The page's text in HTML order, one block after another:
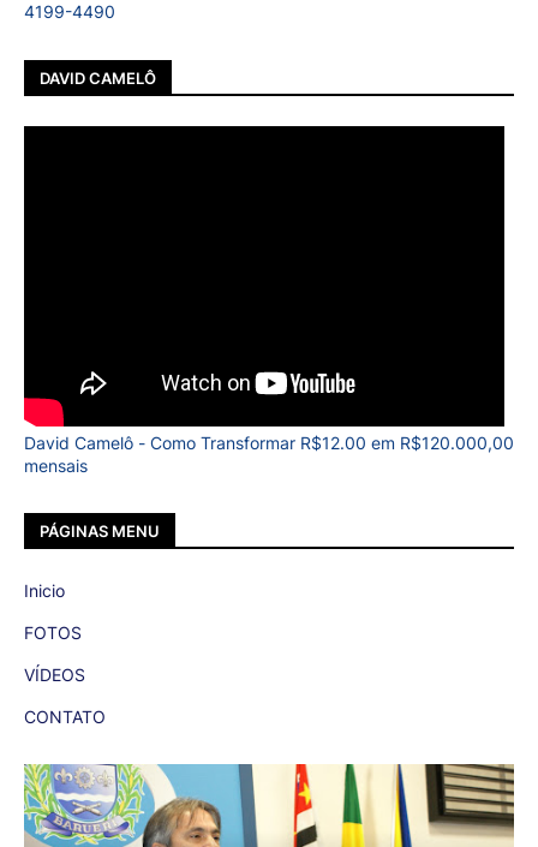
4199-4490
DAVID CAMELÔ
David Camelô - Como Transformar R$12.00 em R$120.000,00
mensais
PÁGINAS MENU
Inicio
FOTOS
VÍDEOS
CONTATO